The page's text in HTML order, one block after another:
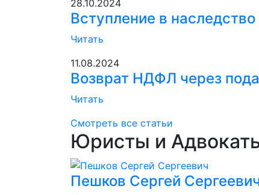
28.10.2024
Вступление в
Читать
11.08.2024
Возврат НДФЛ через
Читать
Смотреть все статьи
Юристы и
Пешков Сергей